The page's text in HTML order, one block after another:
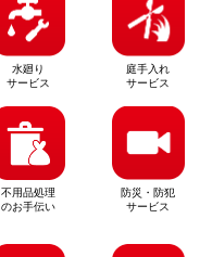
水廻り
サービス
庭手入れ
サービス
不用品処理
のお手伝い
防災・防犯
サービス